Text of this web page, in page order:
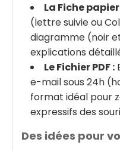
La Fiche papier
(lettre suivie ou
diagramme (noir
explications
Le Fichier PDF :
e-mail sous 24h
format idéal pour
expressifs des
Des idées pour